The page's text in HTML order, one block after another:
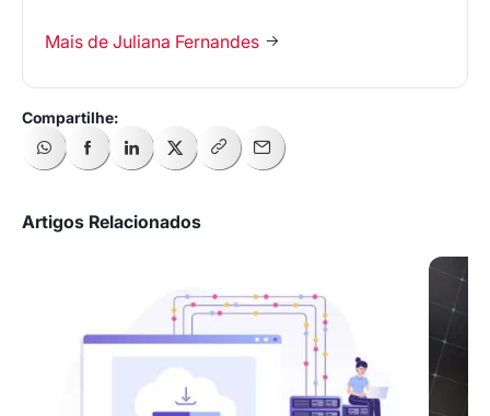
Mais de Juliana Fernandes
Artigos Relacionados